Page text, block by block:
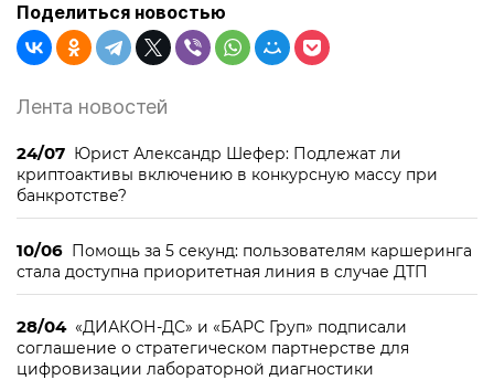
Поделиться новостью
Лента новостей
24/07 Юрист Александр Шефер: Подлежат ли
криптоактивы включению в конкурсную массу при
банкротстве?
10/06 Помощь за 5 секунд: пользователям каршеринга
стала доступна приоритетная линия в случае ДТП
28/04 «ДИАКОН-ДС» и «БАРС Груп» подписали
соглашение о стратегическом партнерстве для
цифровизации лабораторной диагностики